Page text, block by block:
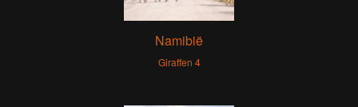
Namibië
Giraffen 4